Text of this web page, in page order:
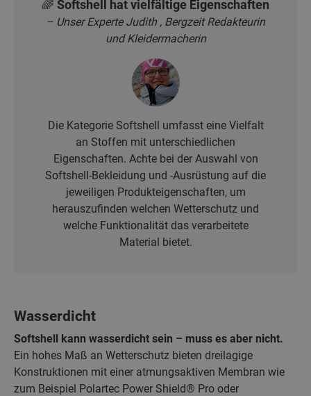
🌈 Softshell hat vielfältige Eigenschaften
– Unser Experte Judith , Bergzeit Redakteurin
und Kleidermacherin
Die Kategorie Softshell umfasst eine Vielfalt
an Stoffen mit unterschiedlichen
Eigenschaften. Achte bei der Auswahl von
Softshell-Bekleidung und -Ausrüstung auf die
jeweiligen Produkteigenschaften, um
herauszufinden welchen Wetterschutz und
welche Funktionalität das verarbeitete
Material bietet.
Wasserdicht
Softshell kann wasserdicht sein – muss es aber nicht.
Ein hohes Maß an Wetterschutz bieten dreilagige
Konstruktionen mit einer atmungsaktiven Membran wie
zum Beispiel Polartec Power Shield® Pro oder